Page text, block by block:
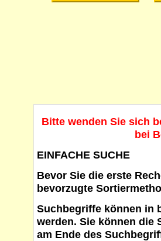
Bitte wenden Sie sich
bei
EINFACHE SUCHE
Bevor Sie die erste
bevorzugte
Suchbegriffe können in
werden. Sie können die
am Ende des